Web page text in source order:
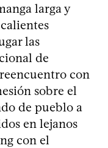
larga y
las
de
con
sobre el
de pueblo a
en lejanos
con el